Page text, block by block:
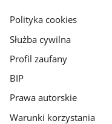
gov.pl
Polityka cookies
Służba cywilna
Profil zaufany
BIP
Prawa autorskie
Warunki korzystania